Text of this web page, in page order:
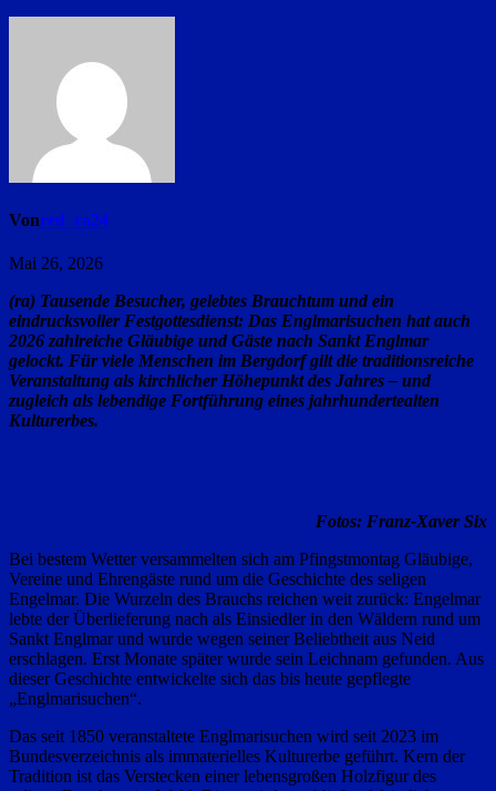
Vonred_ra24
Mai 26, 2026
(ra) Tausende Besucher, gelebtes Brauchtum und ein
eindrucksvoller Festgottesdienst: Das Englmarisuchen hat auch
2026 zahlreiche Gläubige und Gäste nach Sankt Englmar
gelockt. Für viele Menschen im Bergdorf gilt die traditionsreiche
Veranstaltung als kirchlicher Höhepunkt des Jahres – und
zugleich als lebendige Fortführung eines jahrhundertealten
Kulturerbes.
Fotos: Franz-Xaver Six
Bei bestem Wetter versammelten sich am Pfingstmontag Gläubige,
Vereine und Ehrengäste rund um die Geschichte des seligen
Engelmar. Die Wurzeln des Brauchs reichen weit zurück: Engelmar
lebte der Überlieferung nach als Einsiedler in den Wäldern rund um
Sankt Englmar und wurde wegen seiner Beliebtheit aus Neid
erschlagen. Erst Monate später wurde sein Leichnam gefunden. Aus
dieser Geschichte entwickelte sich das bis heute gepflegte
„Englmarisuchen“.
Das seit 1850 veranstaltete Englmarisuchen wird seit 2023 im
Bundesverzeichnis als immaterielles Kulturerbe geführt. Kern der
Tradition ist das Verstecken einer lebensgroßen Holzfigur des